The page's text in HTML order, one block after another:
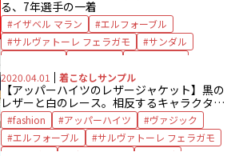
る、7年選手の一着
イザベル マラン
エルフォーブル
サルヴァトーレ フェラガモ
サンダル
2020.04.01
着こなしサンプル
【アッパーハイツのレザージャケット】黒の
レザーと白のレース。相反するキャラクター
をミックス
fashion アッパーハイツ
ヴァジック
エルフォーブル
サルヴァトーレ フェラガモ